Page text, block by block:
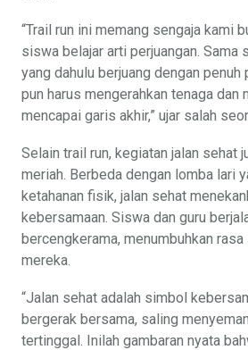
“Trail run ini memang sengaja kami
siswa belajar arti perjuangan. Sama
yang dahulu berjuang dengan
pun harus mengerahkan tenaga dan
mencapai garis akhir,” ujar salah
Selain trail run, kegiatan jalan sehat
meriah. Berbeda dengan lomba lari
ketahanan fisik, jalan sehat
kebersamaan. Siswa dan guru
bercengkerama, menumbuhkan
mereka.
“Jalan sehat adalah simbol
bergerak bersama, saling
tertinggal. Inilah gambaran nyata